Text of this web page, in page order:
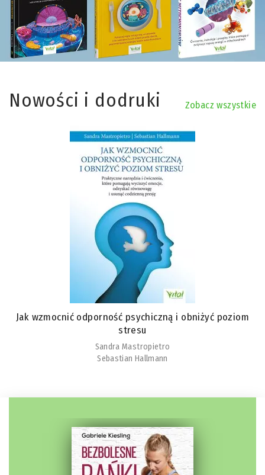
Nowości i dodruki Zobacz wszystkie
Jak wzmocnić odporność psychiczną i obniżyć poziom
stresu
Sandra Mastropietro
Sebastian Hallmann